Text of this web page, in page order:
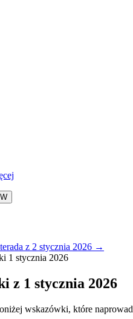
W
z 2 stycznia 2026 →
1 stycznia 2026
z 1 stycznia 2026
wskazówki, które